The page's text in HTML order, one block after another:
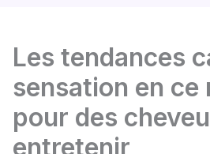
Les tendances
sensation en
pour des
entretenir